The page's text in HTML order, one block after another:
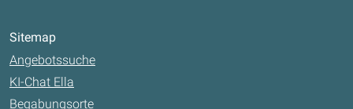
Sitemap
Angebotssuche
KI-Chat Ella
Begabungsorte